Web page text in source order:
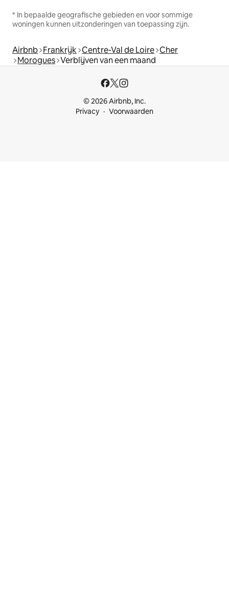
* In bepaalde geografische gebieden en voor sommige
woningen kunnen uitzonderingen van toepassing zijn.
Airbnb Frankrijk Centre-Val de Loire Cher
Morogues Verblijven van een maand
© 2026 Airbnb, Inc.
Privacy
Voorwaarden